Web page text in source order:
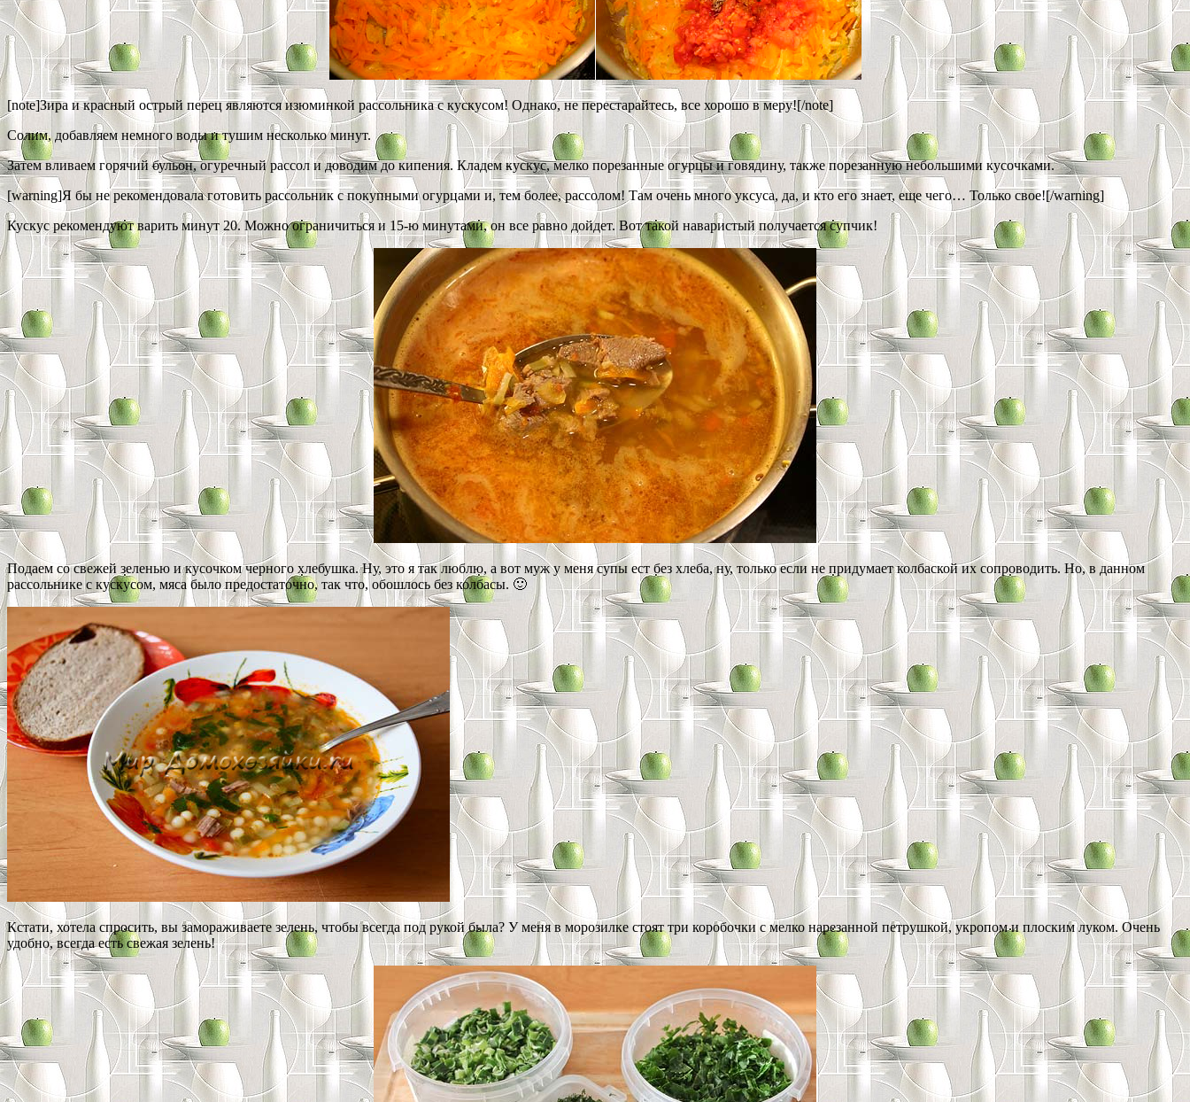
[note]Зира и красный острый перец являются изюминкой рассольника с кускусом! Однако, не перестарайтесь, все хорошо в меру![/note]
Солим, добавляем немного воды и тушим несколько минут.
Затем вливаем горячий бульон, огуречный рассол и доводим до кипения. Кладем кускус, мелко порезанные огурцы и говядину, также порезанную небольшими кусочками.
[warning]Я бы не рекомендовала готовить рассольник с покупными огурцами и, тем более, рассолом! Там очень много уксуса, да, и кто его знает, еще чего… Только свое![/warning]
Кускус рекомендуют варить минут 20. Можно ограничиться и 15-ю минутами, он все равно дойдет. Вот такой наваристый получается супчик!
Подаем со свежей зеленью и кусочком черного хлебушка. Ну, это я так люблю, а вот муж у меня супы ест без хлеба, ну, только если не придумает колбаской их сопроводить. Но, в данном
рассольнике с кускусом, мяса было предостаточно, так что, обошлось без колбасы. 🙂
Кстати, хотела спросить, вы замораживаете зелень, чтобы всегда под рукой была? У меня в морозилке стоят три коробочки с мелко нарезанной петрушкой, укропом и плоским луком. Очень
удобно, всегда есть свежая зелень!